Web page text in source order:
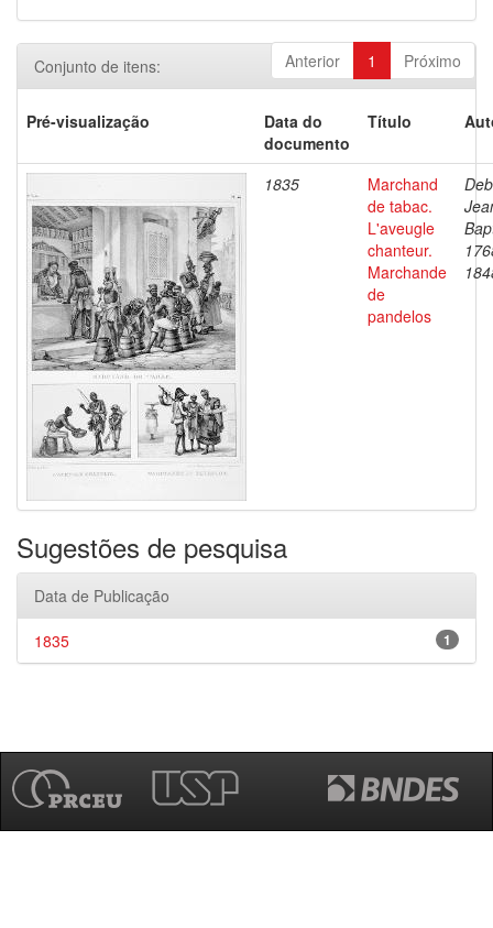
Anterior 1 Próximo
Conjunto de itens:
Pré-visualização
Data do
documento
Título
1835
Marchand
de tabac.
L'aveugle
chanteur.
Marchande
de
pandelos
Sugestões de pesquisa
Data de Publicação
1
1835